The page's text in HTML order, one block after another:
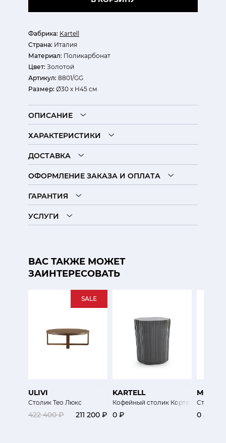
Фабрика: Kartell
Страна: Италия
Материал: Поликарбонат
Цвет: Золотой
Артикул: 8801/GG
Размер: Ø30 х H45 см
ОПИСАНИЕ
ХАРАКТЕРИСТИКИ
ДОСТАВКА
ОФОРМЛЕНИЕ ЗАКАЗА И ОПЛАТА
ГАРАНТИЯ
УСЛУГИ
ВАС ТАКЖЕ МОЖЕТ
ЗАИНТЕРЕСОВАТЬ
SALE
ULIVI
Столик Тео Люкс
422 400 ₽ 211 200 ₽
KARTELL
Кофейный столик Кортеза высокий
0 ₽
Столик
0 ₽